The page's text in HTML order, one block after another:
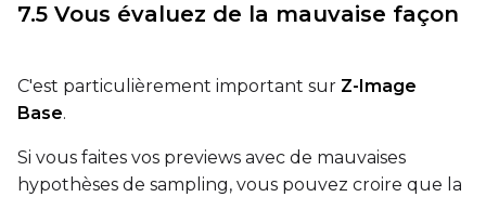
Height
7.5 Vous évaluez de la mauvaise façon
C'est particulièrement important sur Z-Image
Base.
Si vous faites vos previews avec de mauvaises
hypothèses de sampling, vous pouvez croire que la